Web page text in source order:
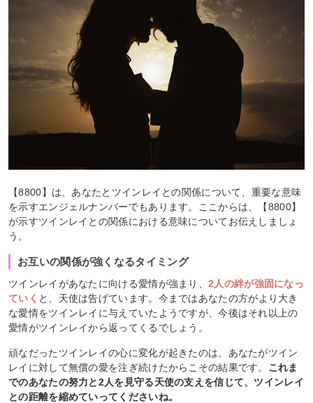
【8800】は、あなたとツインレイとの関係について、重要な意味
を示すエンジェルナンバーでもあります。ここからは、【8800】
が示すツインレイとの関係における意味についてお伝えしましょ
う。
お互いの関係が強くなるタイミング
ツインレイがあなたに向ける愛情が強まり、2人の絆が強固になっ
ていく と、天使は告げています。今まではあなたの方がより大き
な愛情をツインレイに与えていたようですが、今後はそれ以上の
愛情がツインレイから返ってくるでしょう。
頑なだったツインレイの心に変化が起きたのは、あなたがツイン
レイに対して無償の愛を注ぎ続けたからこその結果です。 これま
でのあなたの努力と2人を見守る天使の支えを信じて、ツインレイ
との距離を縮めていってくださいね。